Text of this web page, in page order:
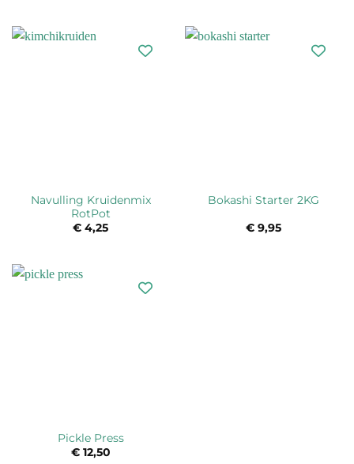
Navulling Kruidenmix
RotPot
€ 4,25
Bokashi Starter 2KG
€ 9,95
Pickle Press
€12,50